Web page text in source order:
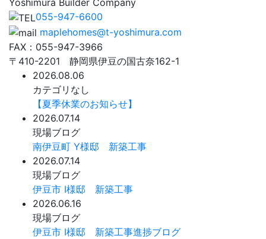
Yoshimura Builder Company
055-947-6600
maplehomes@t-yoshimura.com
FAX：055-947-3966
〒410-2201 静岡県伊豆の国古奈162-1
2026.08.06
カテゴリなし
【夏季休業のお知らせ】
2026.07.14
現場ブログ
南伊豆町 Y様邸 新築工事
2026.07.14
現場ブログ
伊豆市 I様邸 新築工事
2026.06.16
現場ブログ
伊豆市 I様邸 新築工事進捗ブログ